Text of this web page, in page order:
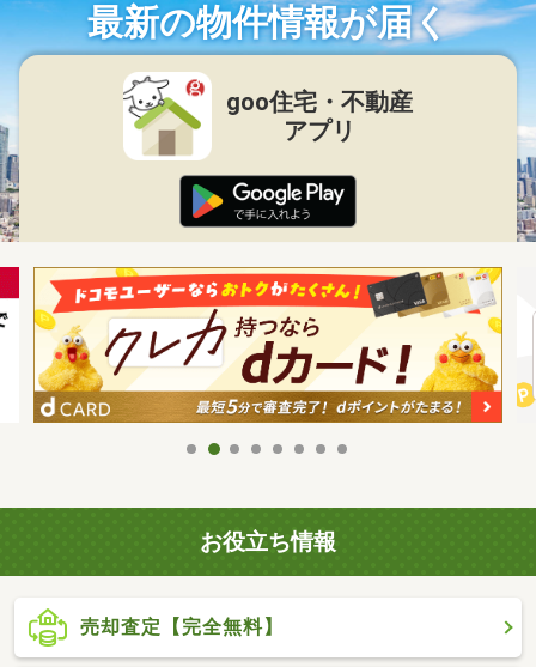
最新の物件情報が届く
goo住宅・不動産
アプリ
お役立ち情報
売却査定【完全無料】